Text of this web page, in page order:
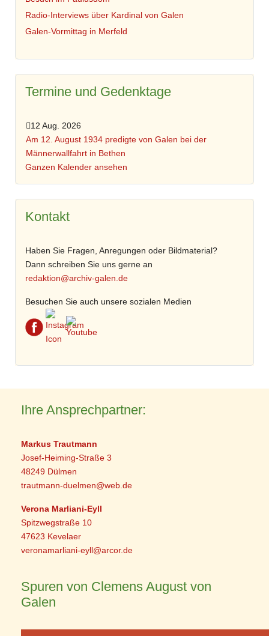
Radio-Interviews über Kardinal von Galen
Galen-Vormittag in Merfeld
Termine und Gedenktage
12 Aug. 2026
Am 12. August 1934 predigte von Galen bei der
Männerwallfahrt in Bethen
Ganzen Kalender ansehen
Kontakt
Haben Sie Fragen, Anregungen oder Bildmaterial?
Dann schreiben Sie uns gerne an
redaktion@archiv-galen.de
Besuchen Sie auch unsere sozialen Medien
Ihre Ansprechpartner:
Markus Trautmann
Josef-Heiming-Straße 3
48249 Dülmen
trautmann-duelmen@web.de
Verona Marliani-Eyll
Spitzwegstraße 10
47623 Kevelaer
veronamarliani-eyll@arcor.de
Spuren von Clemens August von
Galen